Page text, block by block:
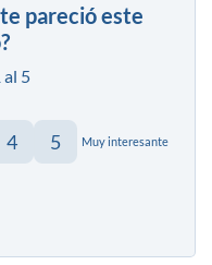
pareció este
al 5
4 5 Muy interesante